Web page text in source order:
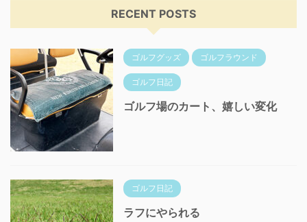
RECENT POSTS
ゴルフグッズ ゴルフラウンド
ゴルフ日記
ゴルフ場のカート、嬉しい変化
ゴルフ日記
ラフにやられる